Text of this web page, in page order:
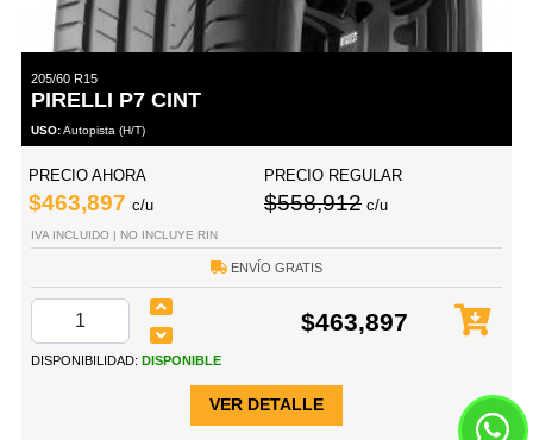
205/60 R15
PIRELLI P7 CINT
USO:Autopista (H/T)
PRECIO AHORA
$463,897 c/u
PRECIO REGULAR
$558,912 c/u
IVA INCLUIDO | NO INCLUYE RIN
ENVÍO GRATIS
$463,897
DISPONIBILIDAD: DISPONIBLE
VER DETALLE